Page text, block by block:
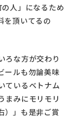
人」になるため
を頂いてるの
ろな方が交わり
ールも勿論美味
ているベトナム
まみにモリモリ
）」も是非ご賞